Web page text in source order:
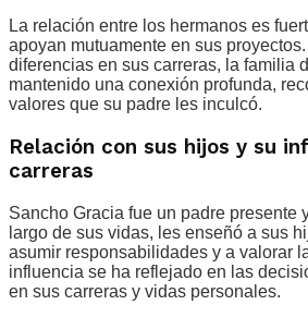
La relación entre los hermanos es
apoyan mutuamente en sus
diferencias en sus carreras, la familia
mantenido una conexión profunda,
valores que su padre les inculcó.
Relación con sus hijos y su
carreras
Sancho Gracia fue un padre presente
largo de sus vidas, les enseñó a sus
asumir responsabilidades y a valorar
influencia se ha reflejado en las
en sus carreras y vidas personales.